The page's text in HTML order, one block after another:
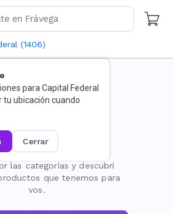
(1406)
para Capital Federal
tu ubicación cuando
cerrar
no existe
las categorías y descubrí
que tenemos para
vos.